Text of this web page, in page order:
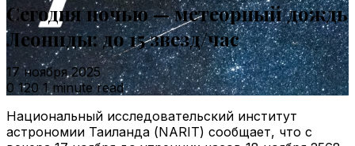
Сегодня ночью — метеорный дождь
Леониды: до 15 звезд/час
17 ноября 2025
01201 minute read
Национальный исследовательский институт
астрономии Таиланда (NARIT) сообщает, что с